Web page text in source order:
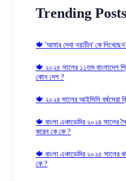
Trending Posts
🍁 'আমার দেখা নয়াচীন' কে
🍁 ২০২৫ সালের ১১তম বাংলাদেশ
কোন দেশ ?
🍁 ২০২৪ সালের আইসিসি বর্ষসেরা
🍁 বাংলা একাডেমির ২০২৪ সালের
করেন কে কে ?
🍁 বাংলা একাডেমির ২০২৫ সালের
কে ?